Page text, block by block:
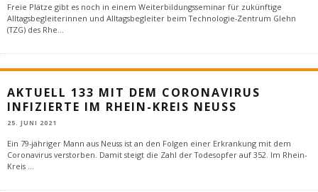
Freie Plätze gibt es noch in einem Weiterbildungsseminar für zukünftige
Alltagsbegleiterinnen und Alltagsbegleiter beim Technologie-Zentrum Glehn
(TZG) des Rhe
AKTUELL 133 MIT DEM CORONAVIRUS
INFIZIERTE IM RHEIN-KREIS NEUSS
25. JUNI 2021
Ein 79-jähriger Mann aus Neuss ist an den Folgen einer Erkrankung mit dem
Coronavirus verstorben. Damit steigt die Zahl der Todesopfer auf 352. Im Rhein-
Kreis ...